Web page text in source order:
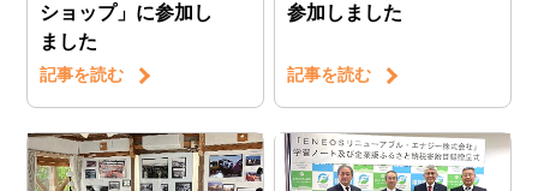
ショップ」に参加し
ました
記事を読む
参加しました
記事を読む